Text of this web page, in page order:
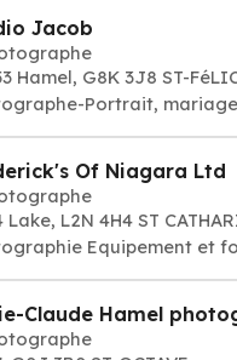
Jacob
Hamel, G8K 3J8 ST-
Portrait,
Of Niagara Ltd
Lake, L2N 4H4 ST
Equipement et
Claude Hamel